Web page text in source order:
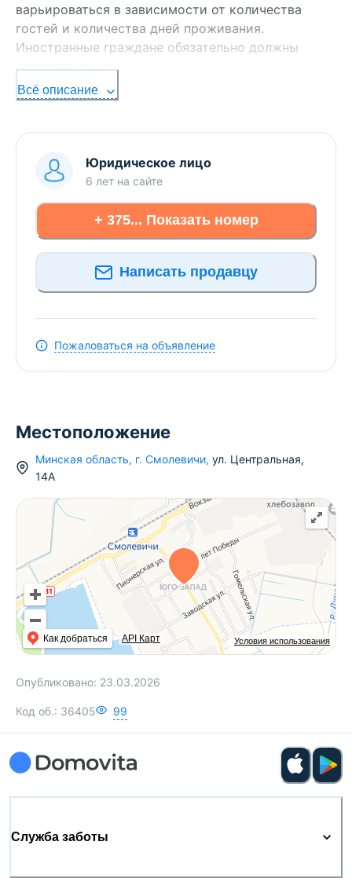
варьироваться в зависимости от количества
гостей и количества дней проживания.
Иностранные граждане обязательно должны
предоставить документы удостоверяющие
личность.
Всё описание
Юридическое лицо
6 лет на сайте
+ 375... Показать номер
Написать продавцу
Пожаловаться на объявление
Местоположение
Минская область, г. Смолевичи, ул. Центральная,
14А
Условия использования
Как добраться API Карт
Опубликовано: 23.03.2026
Код об.: 36405 99
Служба заботы